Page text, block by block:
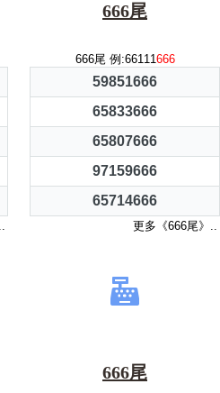
666尾
666尾 例:66111666
59851666
65833666
65807666
97159666
65714666
更多《666尾》..
666尾